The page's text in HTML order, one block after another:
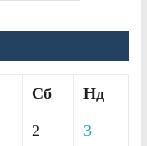
Сб Нд
2 3